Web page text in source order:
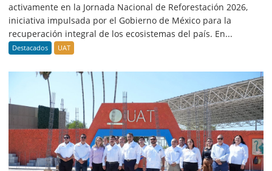
activamente en la Jornada Nacional de Reforestación 2026,
iniciativa impulsada por el Gobierno de México para la
recuperación integral de los ecosistemas del país. En...
Destacados UAT